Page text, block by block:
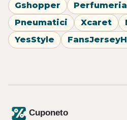
Gshopper
Pneumatici
Xcaret
YesStyle